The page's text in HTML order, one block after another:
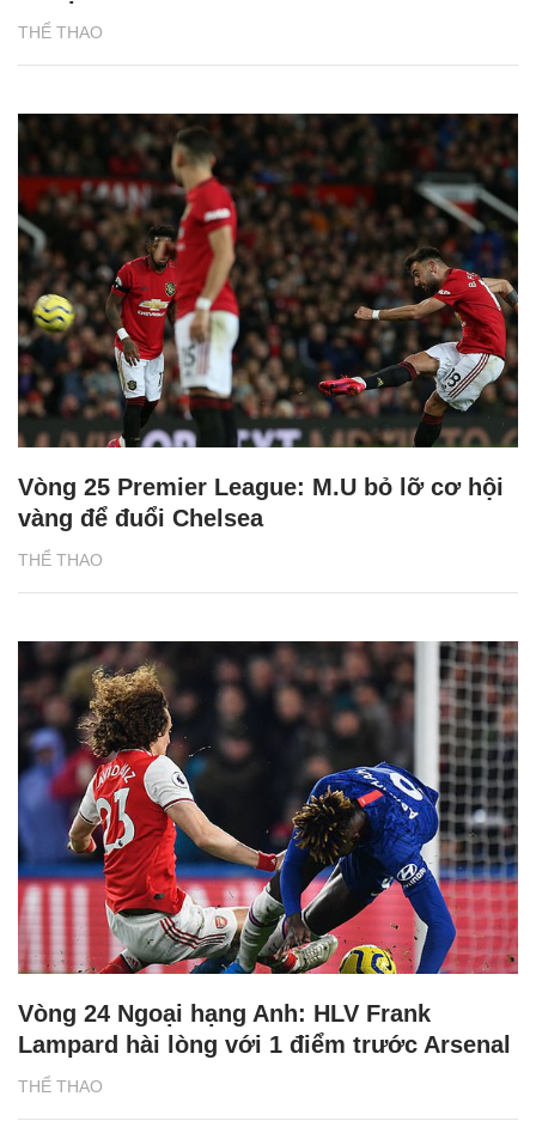
THỂ THAO
THỂ THAO
Vòng 25 Premier League: M.U bỏ lỡ cơ hội
vàng để đuổi Chelsea
THỂ THAO
Vòng 24 Ngoại hạng Anh: HLV Frank
Lampard hài lòng với 1 điểm trước Arsenal